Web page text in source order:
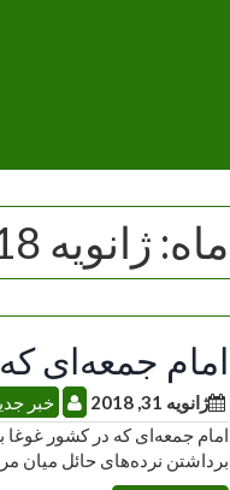
ماه: ژانویه 2018
امام جمعه‌ای
ژانویه 31, 2018 خبر
امام جمعه‌ای که در کشور غوغا
برداشتن نرده‌های حائل میان